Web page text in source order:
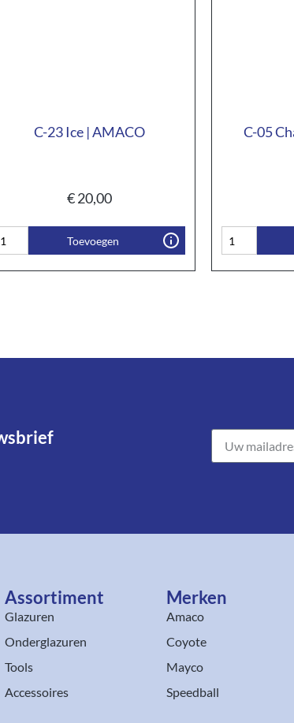
C-23 Ice | AMACO
€20,00
Toevoegen
C-05
Assortiment​
Glazuren
Onderglazuren
Tools
Accessoires
Merken
Amaco
Coyote
Mayco
Speedball